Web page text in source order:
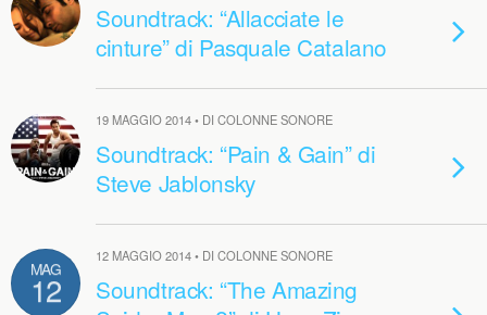
Soundtrack: “Allacciate le
cinture” di Pasquale Catalano
19 MAGGIO 2014 • DI COLONNE SONORE
Soundtrack: “Pain & Gain” di
Steve Jablonsky
MAG
12
12 MAGGIO 2014 • DI COLONNE SONORE
Soundtrack: “The Amazing